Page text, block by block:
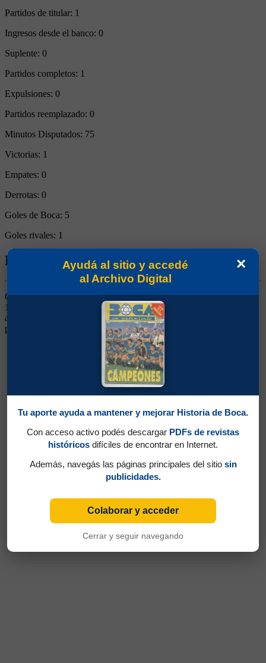
Partidos de titular: 1
Ingresos desde el banco: 0
Suplente: 0
Partidos completos: 1
Expulsiones: 0
Partidos reemplazado: 0
Minutos Disputados: 75
Victorias: 1
Empates: 0
Derrotas: 0
Goles de Boca: 5
Goles rivales: 1
Biografía de Julio Bisio
Centrodelantero. Ganó dos títulos (Campeonato y Copa Estímulo
1926). El 08/08/1926 frente a Sportivo Barracas y el 22/08/1926
ante Temperley jugó pero los encuentros fueron anulados
posteriormente
×
Ayudá al sitio y accedé
al Archivo Digital
Tu aporte ayuda a mantener y mejorar Historia de Boca.
Con acceso activo podés descargar PDFs de revistas
históricos difíciles de encontrar en Internet.
Además, navegás las páginas principales del sitio sin
publicidades.
Colaborar y acceder
Cerrar y seguir navegando